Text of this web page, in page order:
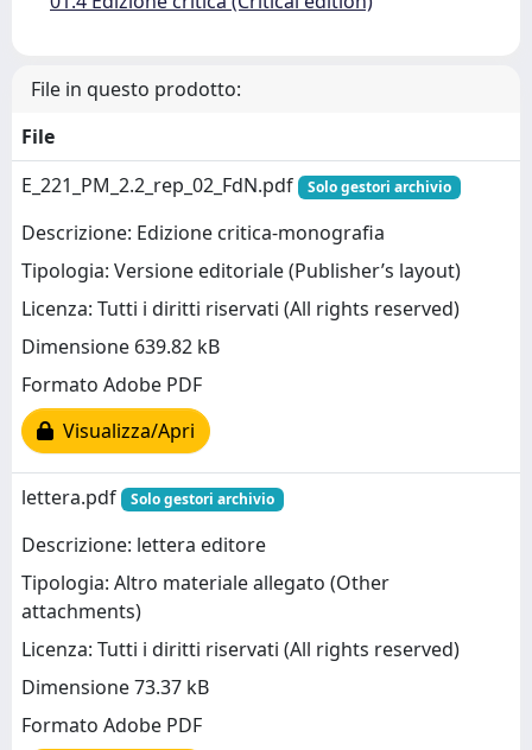
File in questo prodotto:
File
E_221_PM_2.2_rep_02_FdN.pdf
Solo gestori archivio
Descrizione: Edizione critica-monografia
Tipologia: Versione editoriale (Publisher’s layout)
Licenza: Tutti i diritti riservati (All rights reserved)
Dimensione 639.82 kB
Formato Adobe PDF
Visualizza/Apri
lettera.pdf Solo gestori archivio
Descrizione: lettera editore
Tipologia: Altro materiale allegato (Other
attachments)
Licenza: Tutti i diritti riservati (All rights reserved)
Dimensione 73.37 kB
Formato Adobe PDF